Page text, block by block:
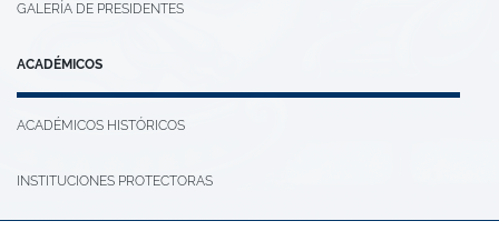
GALERÍA DE PRESIDENTES
ACADÉMICOS
ACADÉMICOS HISTÓRICOS
INSTITUCIONES PROTECTORAS